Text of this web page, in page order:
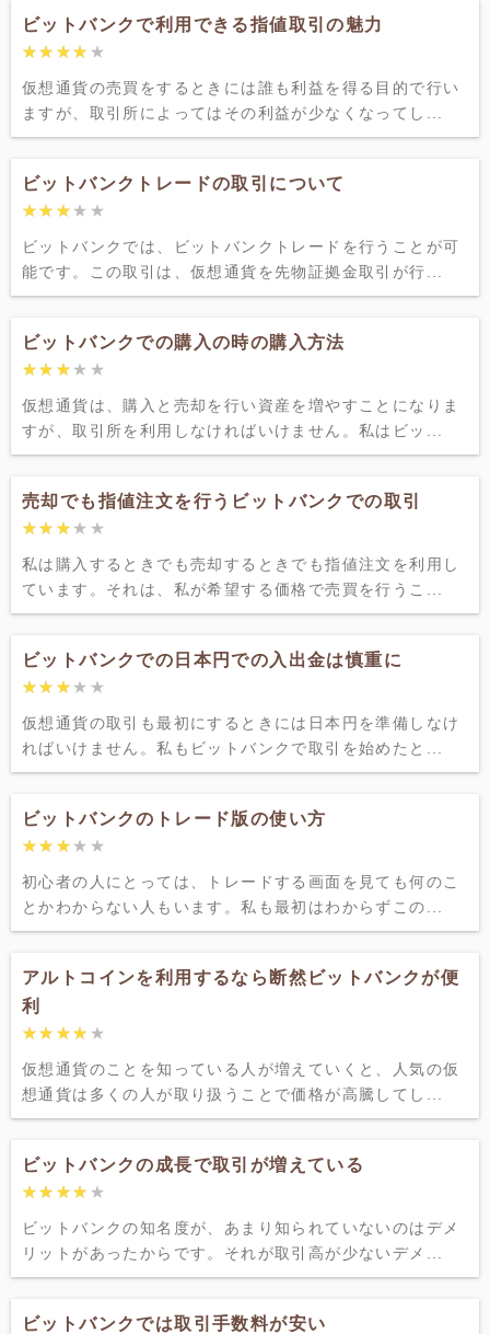
ビットバンクで利用できる指値取引の魅力
★★★★★
★★★★★
仮想通貨の売買をするときには誰も利益を得る目的で行い
ますが、取引所によってはその利益が少なくなってし...
ビットバンクトレードの取引について
★★★★★
★★★★★
ビットバンクでは、ビットバンクトレードを行うことが可
能です。この取引は、仮想通貨を先物証拠金取引が行...
ビットバンクでの購入の時の購入方法
★★★★★
★★★★★
仮想通貨は、購入と売却を行い資産を増やすことになりま
すが、取引所を利用しなければいけません。私はビッ...
売却でも指値注文を行うビットバンクでの取引
★★★★★
★★★★★
私は購入するときでも売却するときでも指値注文を利用し
ています。それは、私が希望する価格で売買を行うこ...
ビットバンクでの日本円での入出金は慎重に
★★★★★
★★★★★
仮想通貨の取引も最初にするときには日本円を準備しなけ
ればいけません。私もビットバンクで取引を始めたと...
ビットバンクのトレード版の使い方
★★★★★
★★★★★
初心者の人にとっては、トレードする画面を見ても何のこ
とかわからない人もいます。私も最初はわからずこの...
アルトコインを利用するなら断然ビットバンクが便
利
★★★★★
★★★★★
仮想通貨のことを知っている人が増えていくと、人気の仮
想通貨は多くの人が取り扱うことで価格が高騰してし...
ビットバンクの成長で取引が増えている
★★★★★
★★★★★
ビットバンクの知名度が、あまり知られていないのはデメ
リットがあったからです。それが取引高が少ないデメ...
ビットバンクでは取引手数料が安い